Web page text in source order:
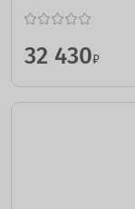
32 430₽